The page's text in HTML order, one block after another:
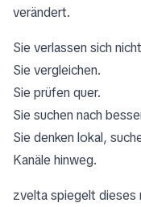
verändert.
Sie verlassen sich
Sie vergleichen.
Sie prüfen quer.
Sie suchen nach
Sie denken lokal,
Kanäle hinweg.
zvelta spiegelt dieses